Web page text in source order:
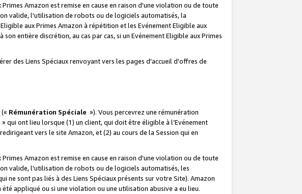
Amazon est remise en cause en raison d'une violation ou de toute
valide, l'utilisation de robots ou de logiciels automatisés, la
aux Primes Amazon à répétition et les Evénement Eligible aux
entière discrétion, au cas par cas, si un Evénement Eligible aux Primes
des Liens Spéciaux renvoyant vers les pages d'accueil d'offres de
(« Rémunération Spéciale »). Vous percevrez une rémunération
» qui ont lieu lorsque (1) un client, qui doit être éligible à l’Evénement
vers le site Amazon, et (2) au cours de la Session qui en
Amazon est remise en cause en raison d'une violation ou de toute
valide, l'utilisation de robots ou de logiciels automatisés, les
ne sont pas liés à des Liens Spéciaux présents sur votre Site). Amazon
appliqué ou si une violation ou une utilisation abusive a eu lieu.